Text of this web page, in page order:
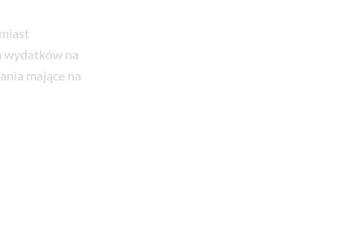
wydatków na
mające na